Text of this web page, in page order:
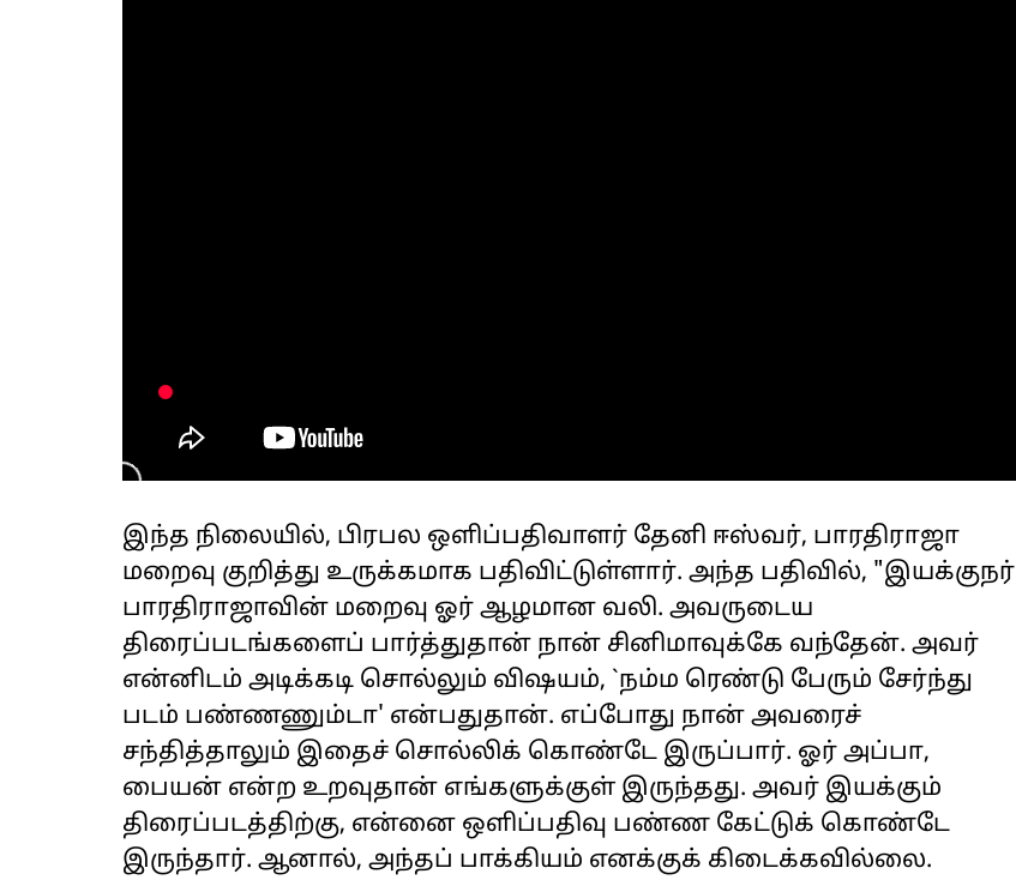
இந்த நிலையில், பிரபல ஒளிப்பதிவாளர் தேனி ஈஸ்வர், பாரதிராஜா
மறைவு குறித்து உருக்கமாக பதிவிட்டுள்ளார். அந்த பதிவில், "இயக்குநர்
பாரதிராஜாவின் மறைவு ஓர் ஆழமான வலி. அவருடைய
திரைப்படங்களைப் பார்த்துதான் நான் சினிமாவுக்கே வந்தேன். அவர்
என்னிடம் அடிக்கடி சொல்லும் விஷயம், `நம்ம ரெண்டு பேரும் சேர்ந்து
படம் பண்ணணும்டா' என்பதுதான். எப்போது நான் அவரைச்
சந்தித்தாலும் இதைச் சொல்லிக் கொண்டே இருப்பார். ஓர் அப்பா,
பையன் என்ற உறவுதான் எங்களுக்குள் இருந்தது. அவர் இயக்கும்
திரைப்படத்திற்கு, என்னை ஒளிப்பதிவு பண்ண கேட்டுக் கொண்டே
இருந்தார். ஆனால், அந்தப் பாக்கியம் எனக்குக் கிடைக்கவில்லை.